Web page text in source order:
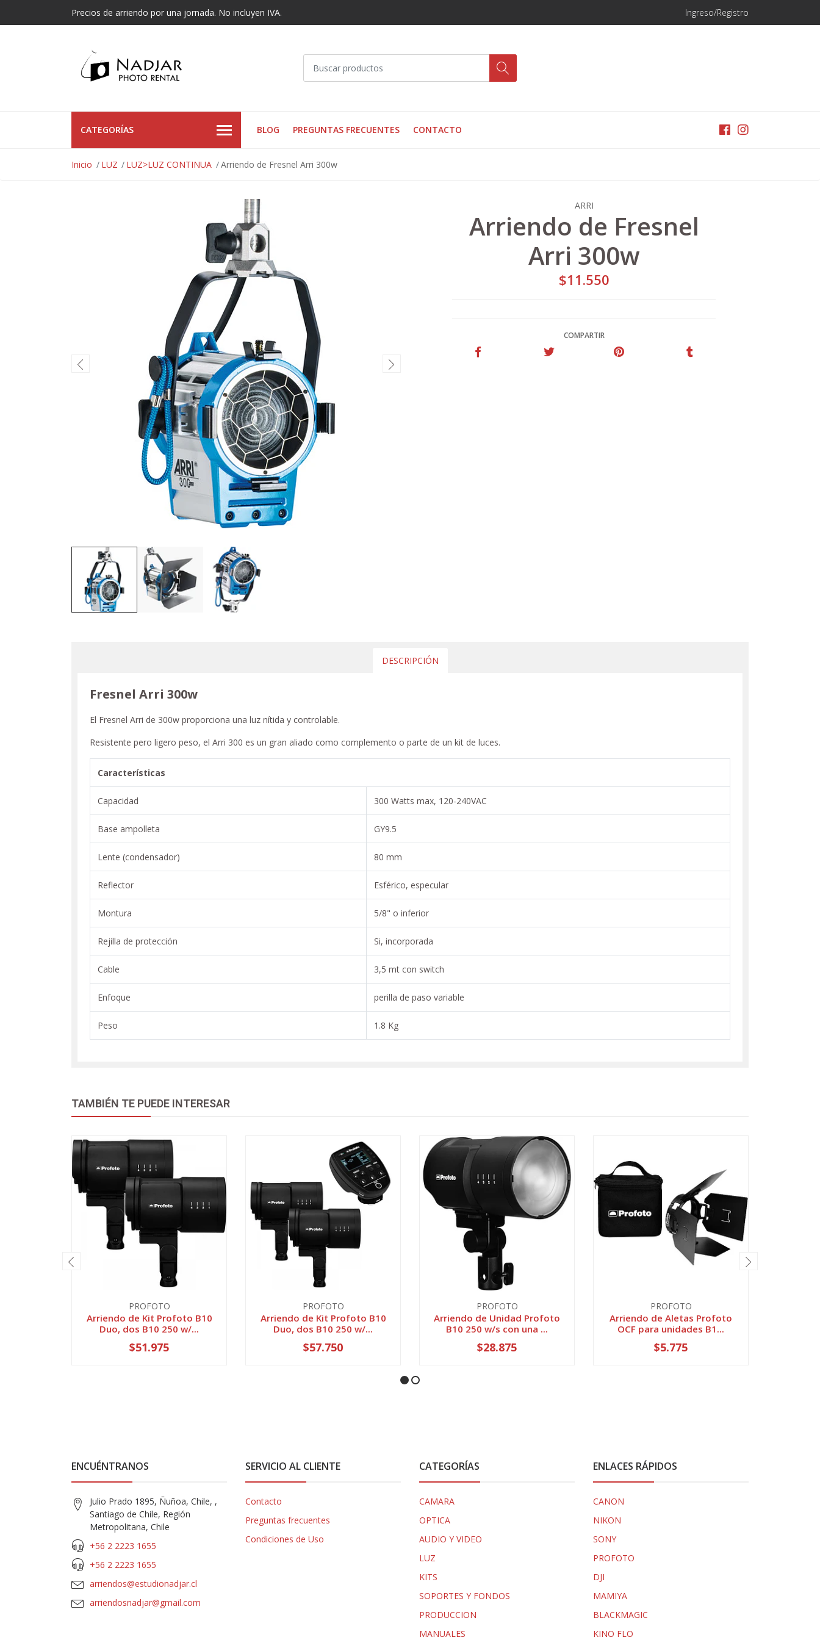
Precios de arriendo por una jornada. No incluyen IVA. Ingreso/Registro
CATEGORÍAS BLOG PREGUNTAS FRECUENTES CONTACTO
Inicio LUZ LUZ>LUZ CONTINUA Arriendo de Fresnel Arri 300w
ARRI
Arriendo de Fresnel
Arri 300w
$11.550
COMPARTIR
DESCRIPCIÓN
Fresnel Arri 300w
El Fresnel Arri de 300w proporciona una luz nítida y controlable.
Resistente pero ligero peso, el Arri 300 es un gran aliado como complemento o parte de un kit de luces.
Características
Capacidad 300 Watts max, 120-240VAC
Base ampolleta GY9.5
Lente (condensador) 80 mm
Reflector Esférico, especular
Montura 5/8" o inferior
Rejilla de protección Si, incorporada
Cable 3,5 mt con switch
Enfoque perilla de paso variable
Peso 1.8 Kg
TAMBIÉN TE PUEDE INTERESAR
PROFOTO
Arriendo de Kit Profoto B10
Duo, dos B10 250 w/...
$51.975
PROFOTO
Arriendo de Kit Profoto B10
Duo, dos B10 250 w/...
$57.750
PROFOTO
Arriendo de Unidad Profoto
B10 250 w/s con una ...
$28.875
PROFOTO
Arriendo de Aletas Profoto
OCF para unidades B1...
$5.775
ENCUÉNTRANOS
Julio Prado 1895, Ñuñoa, Chile, ,
Santiago de Chile, Región
Metropolitana, Chile
+56 2 2223 1655
+56 2 2223 1655
arriendos@estudionadjar.cl
arriendosnadjar@gmail.com
SERVICIO AL CLIENTE
Contacto
Preguntas frecuentes
Condiciones de Uso
CATEGORÍAS
CAMARA
OPTICA
AUDIO Y VIDEO
LUZ
KITS
SOPORTES Y FONDOS
PRODUCCION
MANUALES
ENLACES RÁPIDOS
CANON
NIKON
SONY
PROFOTO
DJI
MAMIYA
BLACKMAGIC
KINO FLO